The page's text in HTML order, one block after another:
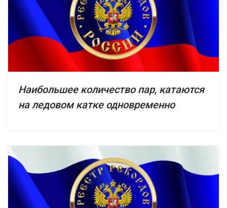
Наибольшее количество пар, катаются
на ледовом катке одновременно